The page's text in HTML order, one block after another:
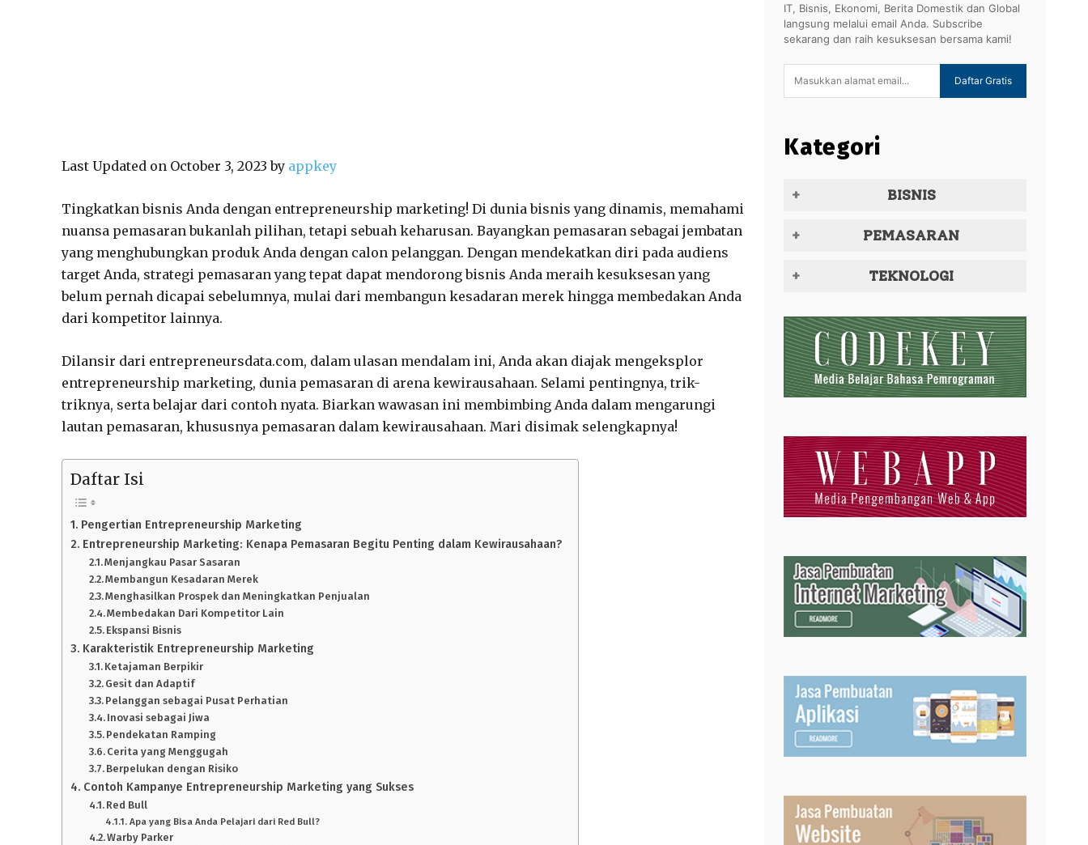
Last Updated on October 3, 2023 by appkey
Tingkatkan bisnis Anda dengan entrepreneurship marketing! Di dunia bisnis yang dinamis, memahami
nuansa pemasaran bukanlah pilihan, tetapi sebuah keharusan. Bayangkan pemasaran sebagai jembatan
yang menghubungkan produk Anda dengan calon pelanggan. Dengan mendekatkan diri pada audiens
target Anda, strategi pemasaran yang tepat dapat mendorong bisnis Anda meraih kesuksesan yang
belum pernah dicapai sebelumnya, mulai dari membangun kesadaran merek hingga membedakan Anda
dari kompetitor lainnya.
Dilansir dari entrepreneursdata.com, dalam ulasan mendalam ini, Anda akan diajak mengeksplor
entrepreneurship marketing, dunia pemasaran di arena kewirausahaan. Selami pentingnya, trik-
triknya, serta belajar dari contoh nyata. Biarkan wawasan ini membimbing Anda dalam mengarungi
lautan pemasaran, khususnya pemasaran dalam kewirausahaan. Mari disimak selengkapnya!
Daftar Isi
Pengertian Entrepreneurship Marketing
Entrepreneurship Marketing: Kenapa Pemasaran Begitu Penting dalam Kewirausahaan?
Menjangkau Pasar Sasaran
Membangun Kesadaran Merek
Menghasilkan Prospek dan Meningkatkan Penjualan
Membedakan Dari Kompetitor Lain
Ekspansi Bisnis
Karakteristik Entrepreneurship Marketing
Ketajaman Berpikir
Gesit dan Adaptif
Pelanggan sebagai Pusat Perhatian
Inovasi sebagai Jiwa
Pendekatan Ramping
Cerita yang Menggugah
Berpelukan dengan Risiko
Contoh Kampanye Entrepreneurship Marketing yang Sukses
Red Bull
Apa yang Bisa Anda Pelajari dari Red Bull?
Warby Parker
IT, Bisnis, Ekonomi, Berita Domestik dan Global
langsung melalui email Anda. Subscribe
sekarang dan raih kesuksesan bersama kami!
Daftar Gratis
Kategori
BISNIS
PEMASARAN
TEKNOLOGI